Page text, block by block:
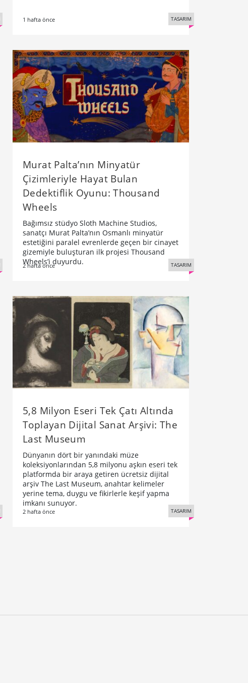
1 hafta önce TASARIM
Murat Palta’nın Minyatür
Çizimleriyle Hayat Bulan
Dedektiflik Oyunu: Thousand
Wheels
Bağımsız stüdyo Sloth Machine Studios,
sanatçı Murat Palta’nın Osmanlı minyatür
estetiğini paralel evrenlerde geçen bir cinayet
gizemiyle buluşturan ilk projesi Thousand
Wheels’i duyurdu.
2 hafta önce TASARIM
5,8 Milyon Eseri Tek Çatı Altında
Toplayan Dijital Sanat Arşivi: The
Last Museum
Dünyanın dört bir yanındaki müze
koleksiyonlarından 5,8 milyonu aşkın eseri tek
platformda bir araya getiren ücretsiz dijital
arşiv The Last Museum, anahtar kelimeler
yerine tema, duygu ve fikirlerle keşif yapma
imkanı sunuyor.
2 hafta önce TASARIM